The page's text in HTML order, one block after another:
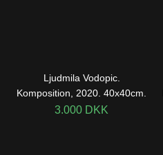
Ljudmila Vodopic.
Komposition, 2020. 40x40cm.
3.000 DKK